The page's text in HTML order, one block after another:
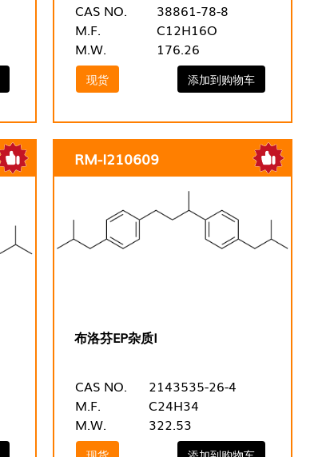
CAS NO.
38861-78-8
M.F.
C12H16O
M.W.
176.26
现货 添加到购物车
RM-I210609
布洛芬EP杂质I
CAS NO.
2143535-26-4
M.F.
C24H34
M.W.
322.53